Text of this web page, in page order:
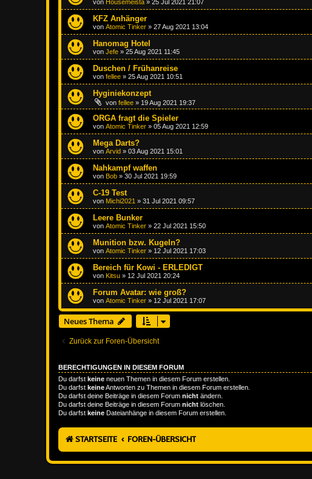
von Housemeista » 25 Jul 2021 21:07
KFZ Anhänger
von Atomic Tinker » 27 Aug 2021 13:04
Hanomag Hotel
von Jefe » 25 Aug 2021 11:45
Duschen / Frühanreise
von fellee » 25 Aug 2021 10:51
Hyginiekonzept
von fellee » 19 Aug 2021 19:37
ORGA fragt die Spieler
von Atomic Tinker » 05 Aug 2021 12:59
Mega Darts?
von Arvid » 03 Aug 2021 15:01
Nahkampf waffen
von Bob » 30 Jul 2021 19:59
C-19 Test
von Michi2021 » 31 Jul 2021 09:57
Leere Bunker
von Atomic Tinker » 22 Jul 2021 15:50
Munition bzw. Kugeln?
von Atomic Tinker » 12 Jul 2021 17:03
Bereich für Kowi - ERLEDIGT
von Kitsu » 12 Jul 2021 20:24
Forum Avatar: wie groß?
von Atomic Tinker » 12 Jul 2021 17:07
Neues Thema
Zurück zur Foren-Übersicht
BERECHTIGUNGEN IN DIESEM FORUM
Du darfst keine neuen Themen in diesem Forum erstellen.
Du darfst keineAntworten zu Themen in diesem Forum erstellen.
Du darfst deine Beiträge in diesem Forum nicht ändern.
Du darfst deine Beiträge in diesem Forum nicht löschen.
Du darfst keine Dateianhänge in diesem Forum erstellen.
STARTSEITE FOREN-ÜBERSICHT